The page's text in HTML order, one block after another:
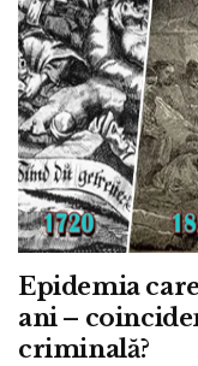
Epidemia
ani –
criminală?